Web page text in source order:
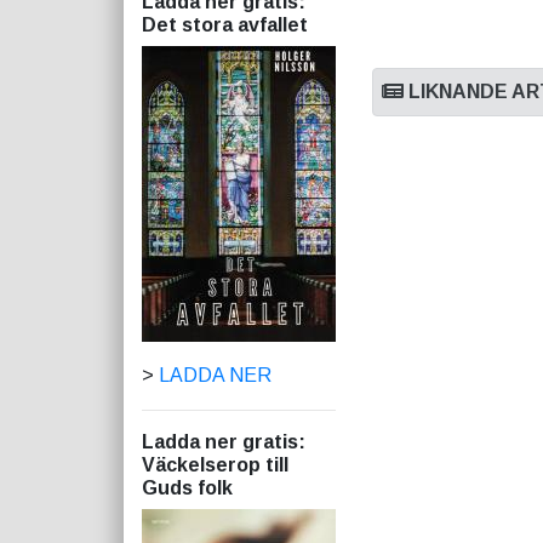
Det stora avfallet
> LADDA NER
Ladda ner gratis:
Väckelserop till
Guds folk
LIKNANDE